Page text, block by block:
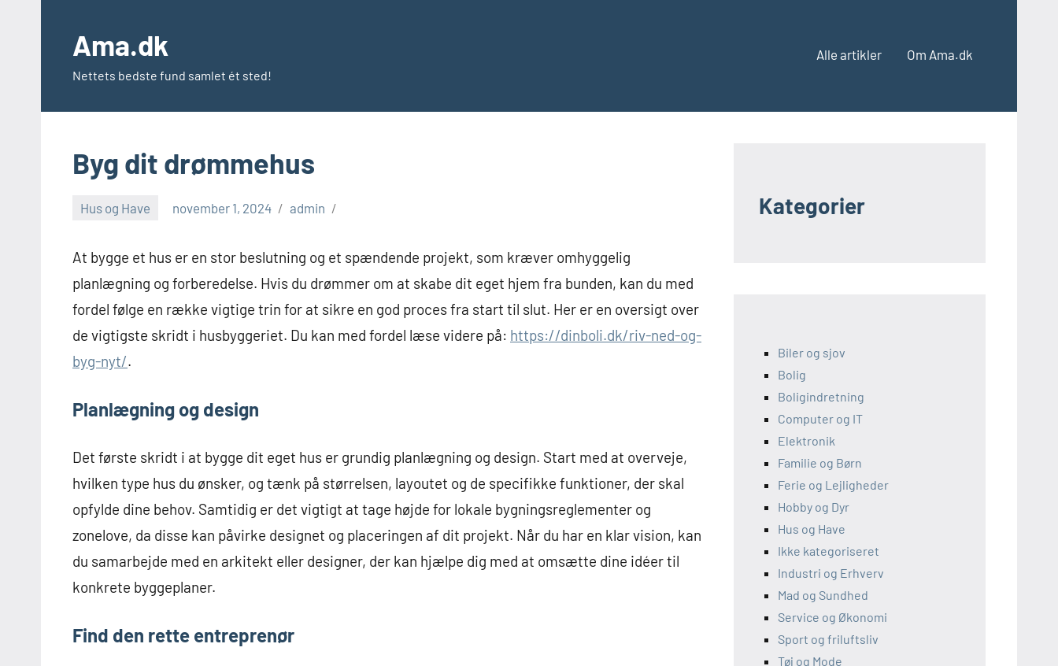
indholdAma.dk
Nettets bedste fund samlet ét sted!
Alle artikler Om Ama.dk
Byg dit drømmehus
Hus og Have november 1, 2024 admin
At bygge et hus er en stor beslutning og et spændende projekt, som kræver omhyggelig
planlægning og forberedelse. Hvis du drømmer om at skabe dit eget hjem fra bunden, kan du med
fordel følge en række vigtige trin for at sikre en god proces fra start til slut. Her er en oversigt over
de vigtigste skridt i husbyggeriet. Du kan med fordel læse videre på: https://dinboli.dk/riv-ned-og-
byg-nyt/.
Planlægning og design
Det første skridt i at bygge dit eget hus er grundig planlægning og design. Start med at overveje,
hvilken type hus du ønsker, og tænk på størrelsen, layoutet og de specifikke funktioner, der skal
opfylde dine behov. Samtidig er det vigtigt at tage højde for lokale bygningsreglementer og
zonelove, da disse kan påvirke designet og placeringen af dit projekt. Når du har en klar vision, kan
du samarbejde med en arkitekt eller designer, der kan hjælpe dig med at omsætte dine idéer til
konkrete byggeplaner.
Find den rette entreprenør
Kategorier
Biler og sjov
Bolig
Boligindretning
Computer og IT
Elektronik
Familie og Børn
Ferie og Lejligheder
Hobby og Dyr
Hus og Have
Ikke kategoriseret
Industri og Erhverv
Mad og Sundhed
Service og Økonomi
Sport og friluftsliv
Tøj og Mode